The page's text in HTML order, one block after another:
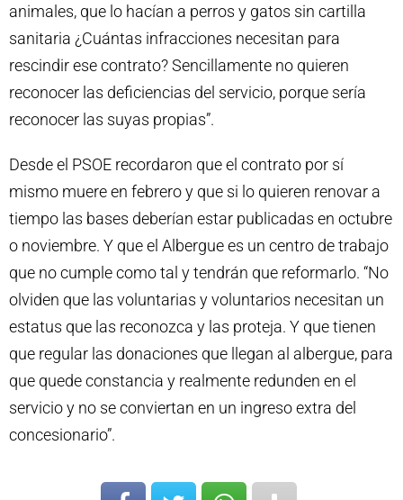
animales, que lo hacían a perros y gatos sin cartilla
sanitaria ¿Cuántas infracciones necesitan para
rescindir ese contrato? Sencillamente no quieren
reconocer las deficiencias del servicio, porque sería
reconocer las suyas propias”.
Desde el PSOE recordaron que el contrato por sí
mismo muere en febrero y que si lo quieren renovar a
tiempo las bases deberían estar publicadas en octubre
o noviembre. Y que el Albergue es un centro de trabajo
que no cumple como tal y tendrán que reformarlo. “No
olviden que las voluntarias y voluntarios necesitan un
estatus que las reconozca y las proteja. Y que tienen
que regular las donaciones que llegan al albergue, para
que quede constancia y realmente redunden en el
servicio y no se conviertan en un ingreso extra del
concesionario”.